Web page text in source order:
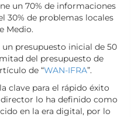
un 70% de informaciones
30% de problemas locales
Medio.
presupuesto inicial de 50
del presupuesto de
de “WAN-IFRA”.
clave para el rápido éxito
lo ha definido como
en la era digital, por lo